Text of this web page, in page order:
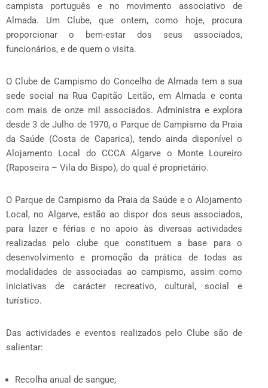
campista português e no movimento associativo de
Almada. Um Clube, que ontem, como hoje, procura
proporcionar o bem-estar dos seus associados,
funcionários, e de quem o visita.
O Clube de Campismo do Concelho de Almada tem a sua
sede social na Rua Capitão Leitão, em Almada e conta
com mais de onze mil associados. Administra e explora
desde 3 de Julho de 1970, o Parque de Campismo da Praia
da Saúde (Costa de Caparica), tendo ainda disponível o
Alojamento Local do CCCA Algarve o Monte Loureiro
(Raposeira – Vila do Bispo), do qual é proprietário.
O Parque de Campismo da Praia da Saúde e o Alojamento
Local, no Algarve, estão ao dispor dos seus associados,
para lazer e férias e no apoio às diversas actividades
realizadas pelo clube que constituem a base para o
desenvolvimento e promoção da prática de todas as
modalidades de associadas ao campismo, assim como
iniciativas de carácter recreativo, cultural, social e
turístico.
Das actividades e eventos realizados pelo Clube são de
salientar:
Recolha anual de sangue;